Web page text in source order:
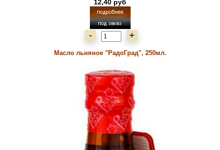
12,40 руб
- +
Масло льняное "РадоГрад", 250мл.